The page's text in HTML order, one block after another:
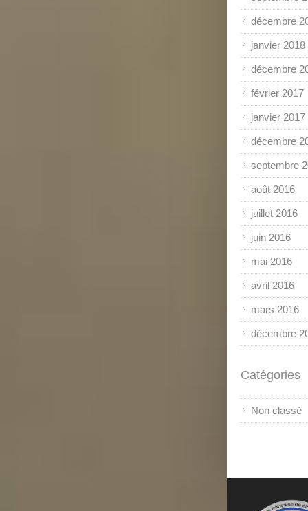
décembre
janvier 2018
décembre
février 2017
janvier 2017
décembre
septembre
août 2016
juillet 2016
juin 2016
mai 2016
avril 2016
mars 2016
décembre
Catégories
Non classé